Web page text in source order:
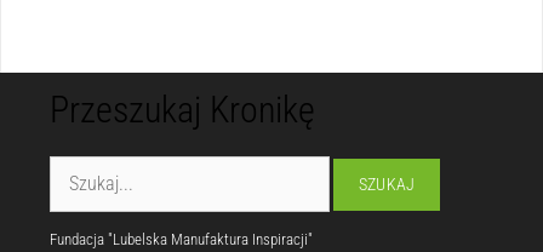
Przeszukaj Kronikę
Fundacja "Lubelska Manufaktura Inspiracji"